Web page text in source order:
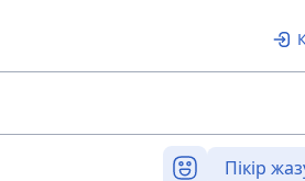
Пікір